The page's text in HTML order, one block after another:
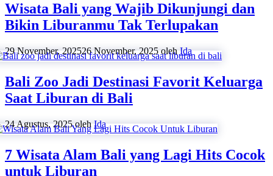
Wisata Bali yang Wajib Dikunjungi dan
Bikin Liburanmu Tak Terlupakan
29 November, 202526 November, 2025 olehIda
Bali Zoo Jadi Destinasi Favorit Keluarga
Saat Liburan di Bali
24 Agustus, 2025 olehIda
7 Wisata Alam Bali yang Lagi Hits Cocok
untuk Liburan